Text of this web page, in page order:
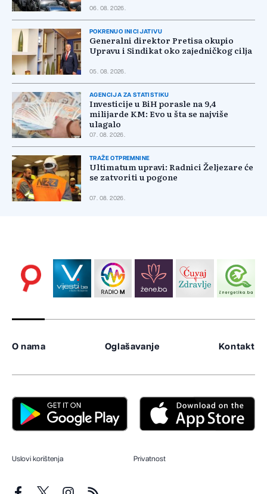
06. 08. 2026.
POKRENUO INICIJATIVU
Generalni direktor Pretisa okupio
Upravu i Sindikat oko zajedničkog cilja
05. 08. 2026.
AGENCIJA ZA STATISTIKU
Investicije u BiH porasle na 9,4
milijarde KM: Evo u šta se najviše
ulagalo
07. 08. 2026.
TRAŽE OTPREMNINE
Ultimatum upravi: Radnici Željezare će
se zatvoriti u pogone
07. 08. 2026.
O nama Oglašavanje Kontakt
Uslovi korištenja Privatnost